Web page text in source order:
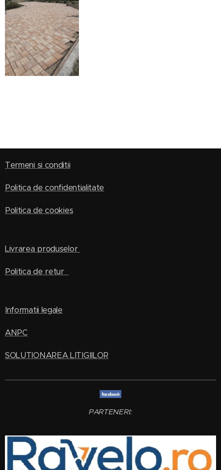
Termeni si conditii
Politica de confidentialitate
Politica de cookies
Livrarea produselor
Politica de retur
Informatii legale
ANPC
SOLUTIONAREA LITIGIILOR
PARTENERI: